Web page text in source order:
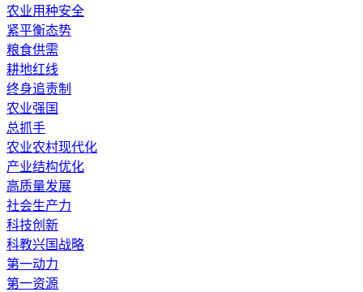
农业用种安全
紧平衡态势
粮食供需
耕地红线
终身追责制
农业强国
总抓手
农业农村现代化
产业结构优化
高质量发展
社会生产力
科技创新
科教兴国战略
第一动力
第一资源